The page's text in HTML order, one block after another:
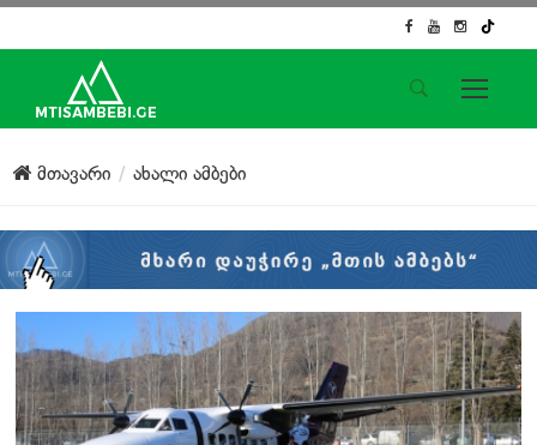
საიტის მენიუ
მთავარი
ქართული საქმე
ჩვენ შესახებ
კონტაქტი
სოციალური ქსელები
მთავარი ახალი ამბები